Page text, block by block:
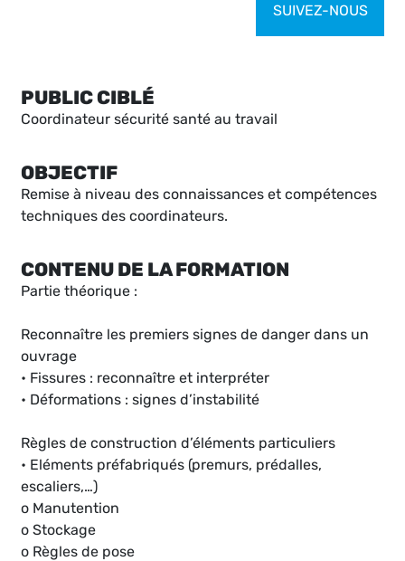
SUIVEZ-NOUS
PUBLIC CIBLÉ
Coordinateur sécurité santé au travail
OBJECTIF
Remise à niveau des connaissances et compétences
techniques des coordinateurs.
CONTENU DE LA FORMATION
Partie théorique :
Reconnaître les premiers signes de danger dans un
ouvrage
• Fissures : reconnaître et interpréter
• Déformations : signes d’instabilité
Règles de construction d’éléments particuliers
• Eléments préfabriqués (premurs, prédalles,
escaliers,…)
o Manutention
o Stockage
o Règles de pose